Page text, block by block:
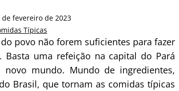
fevereiro de 2023
Típicas
povo não forem suficientes para fazer
uma refeição na capital do Pará
mundo. Mundo de ingredientes,
Brasil, que tornam as comidas típicas